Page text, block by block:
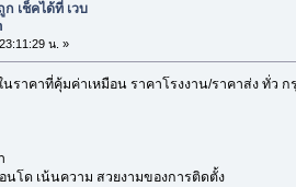
เช็คได้ที่ เวบ
น. »
ราคาที่คุ้มค่าเหมือน ราคาโรงงาน/ราคาส่ง ทั่ว
โด เน้นความ สวยงามของการติดตั้ง